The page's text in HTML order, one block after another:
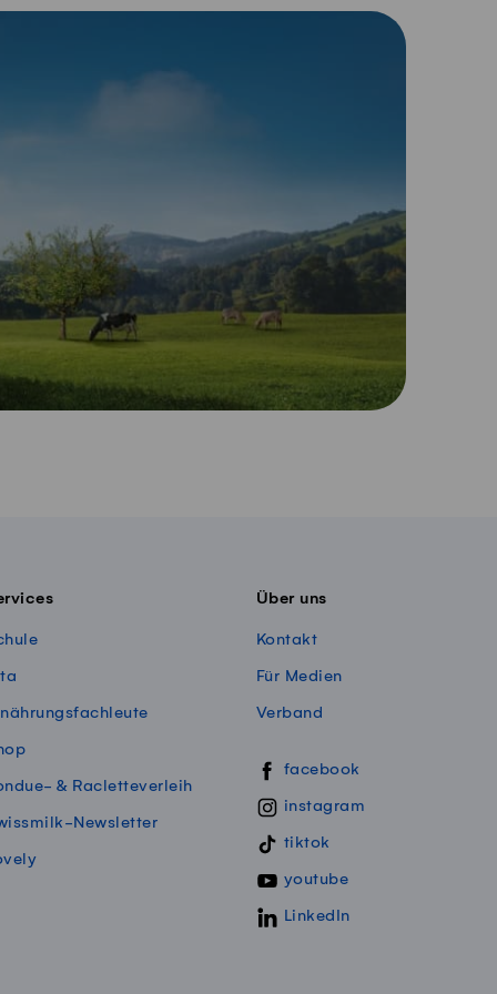
& Racletteverleih
Newsletter
Über uns
Kontakt
Für Medien
Verband
Swissmillk auf Social Media
facebook
instagram
tiktok
youtube
LinkedIn